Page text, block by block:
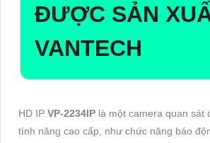
ĐƯỢC SẢN
VANTECH
HD IP VP-2234IP là một camera quan sát
tính năng cao cấp, như chức năng báo